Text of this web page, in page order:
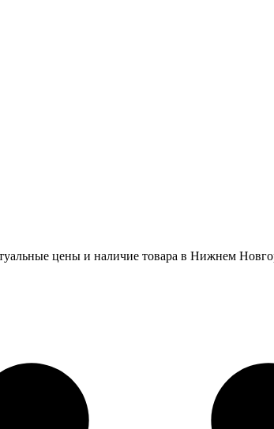
цены и наличие товара в Нижнем